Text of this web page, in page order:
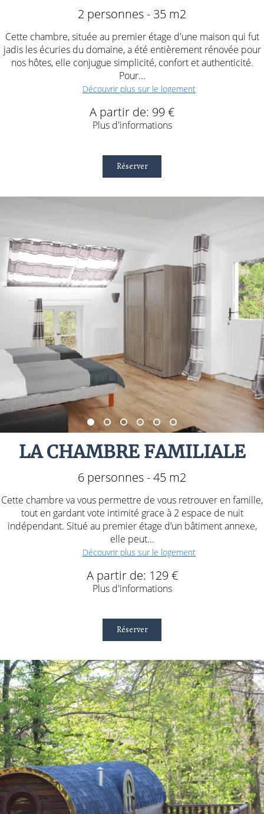
2 personnes - 35 m2
Cette chambre, située au premier étage d'une maison qui fut
jadis les écuries du domaine, a été entièrement rénovée pour
nos hôtes, elle conjugue simplicité, confort et authenticité.
Pour...
Découvrir plus sur le logement
A partir de: 99 €
Plus d'informations
Réserver
LA CHAMBRE FAMILIALE
6 personnes - 45 m2
Cette chambre va vous permettre de vous retrouver en famille,
tout en gardant vote intimité grace à 2 espace de nuit
indépendant. Situé au premier étage d’un bâtiment annexe,
elle peut...
Découvrir plus sur le logement
A partir de: 129 €
Plus d'informations
Réserver